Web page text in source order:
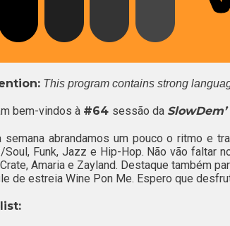
This program contains strong
bem-vindos à #64 sessão da SlowDem’
semana abrandamos um pouco o ritmo e
Soul, Funk, Jazz e Hip-Hop. Não vão faltar
Amaria e Zayland. Destaque também
de estreia Wine Pon Me. Espero que